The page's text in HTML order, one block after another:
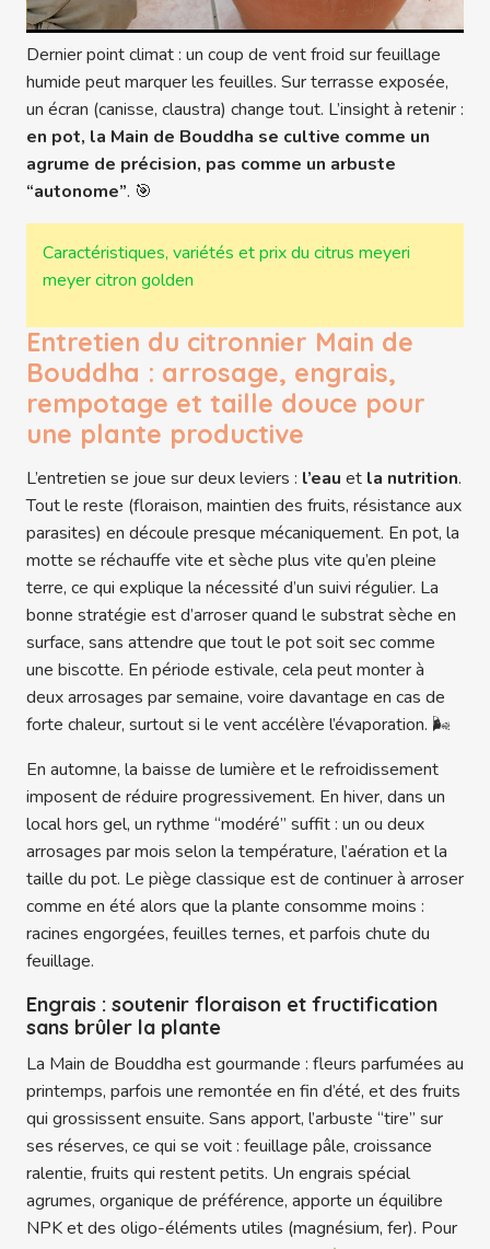
Dernier point climat : un coup de vent froid sur feuillage
humide peut marquer les feuilles. Sur terrasse exposée,
un écran (canisse, claustra) change tout. L’insight à retenir :
en pot, la Main de Bouddha se cultive comme un
agrume de précision, pas comme un arbuste
“autonome”. 🎯
Caractéristiques, variétés et prix du citrus meyeri
meyer citron golden
Entretien du citronnier Main de
Bouddha : arrosage, engrais,
rempotage et taille douce pour
une plante productive
L’entretien se joue sur deux leviers : l’eau et la nutrition.
Tout le reste (floraison, maintien des fruits, résistance aux
parasites) en découle presque mécaniquement. En pot, la
motte se réchauffe vite et sèche plus vite qu’en pleine
terre, ce qui explique la nécessité d’un suivi régulier. La
bonne stratégie est d’arroser quand le substrat sèche en
surface, sans attendre que tout le pot soit sec comme
une biscotte. En période estivale, cela peut monter à
deux arrosages par semaine, voire davantage en cas de
forte chaleur, surtout si le vent accélère l’évaporation. 🌬️
En automne, la baisse de lumière et le refroidissement
imposent de réduire progressivement. En hiver, dans un
local hors gel, un rythme “modéré” suffit : un ou deux
arrosages par mois selon la température, l’aération et la
taille du pot. Le piège classique est de continuer à arroser
comme en été alors que la plante consomme moins :
racines engorgées, feuilles ternes, et parfois chute du
feuillage.
Engrais : soutenir floraison et fructification
sans brûler la plante
La Main de Bouddha est gourmande : fleurs parfumées au
printemps, parfois une remontée en fin d’été, et des fruits
qui grossissent ensuite. Sans apport, l’arbuste “tire” sur
ses réserves, ce qui se voit : feuillage pâle, croissance
ralentie, fruits qui restent petits. Un engrais spécial
agrumes, organique de préférence, apporte un équilibre
NPK et des oligo-éléments utiles (magnésium, fer). Pour